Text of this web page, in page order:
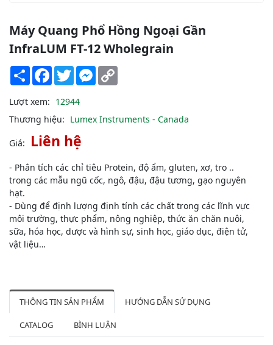
Máy Quang Phổ Hồng Ngoại Gần
InfraLUM FT-12 Wholegrain
Share Facebook
TwitterMessenger
Lượt xem: 12944
Thương hiệu: Lumex Instruments - Canada
Giá: Liên hệ
- Phân tích các chỉ tiêu Protein, độ ẩm, gluten, xơ, tro ..
trong các mẫu ngũ cốc, ngô, đậu, đậu tương, gạo nguyên
hạt.
- Dùng để định lượng định tính các chất trong các lĩnh vực
môi trường, thực phẩm, nông nghiệp, thức ăn chăn nuôi,
sữa, hóa học, dược và hình sự, sinh học, giáo dục, điện tử,
vật liệu…
THÔNG TIN SẢN PHẨM HƯỚNG DẪN SỬ DỤNG
CATALOG BÌNH LUẬN